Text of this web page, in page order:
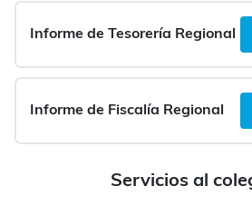
Servicios al
Informe de Tesorería Regional
Informe de Fiscalía Regional